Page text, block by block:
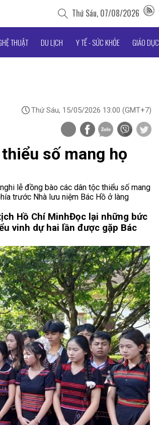
Thứ Sáu, 07/08/2026
THUẬT DU LỊCH Y TẾ - SỨC KHỎE GIÁO DỤC
Thứ Sáu, 15/05/2026 13:00 (GMT+7)
số mang họ
lễ đồng bào các dân tộc thiểu số mang
trước Nhà lưu niệm Bác Hồ ở làng
Hồ Chí MinhĐọc lại những bức
vinh dự hai lần được gặp Bác